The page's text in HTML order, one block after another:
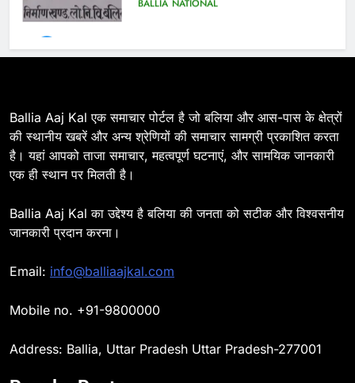
BALLIA NATIONAL
7
BALLIA NATIONAL
8
के साथ रेलवे स्टेशन व शहर में किया पैदल
BALLIA NATIONAL
Ballia : एकता, अखंडता और राष्ट्रप्रेम
अधीक्षक ओमवीर सिंह ने दिलाई शपथ, दी
Ballia Aaj Kal एक समाचार पोर्टल है जो बलिया और आस-पास के क्षेत्रों
की स्थानीय खबरें और अन्य श्रेणियों की समाचार सामग्री प्रकाशित करता
है। यहां आपको ताजा समाचार, महत्वपूर्ण घटनाएं, और सामयिक जानकारी
एक ही स्थान पर मिलती है।
Ballia Aaj Kal का उद्देश्य है बलिया की जनता को सटीक और विश्वसनीय
जानकारी प्रदान करना।
Email: info@balliaajkal.com
Mobile no. +91-9800000
Address: Ballia, Uttar Pradesh Uttar Pradesh-277001